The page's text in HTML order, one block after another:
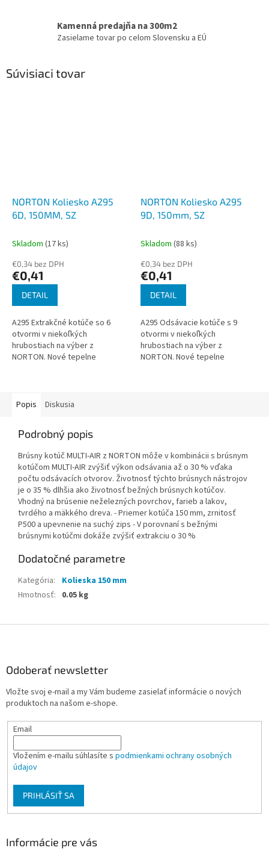
Kamenná predajňa na 300m2
Zasielame tovar po celom Slovensku a EÚ
Súvisiaci tovar
NORTON Koliesko A295
6D, 150MM, SZ
Skladom (17 ks)
€0,34 bez DPH
€0,41
DETAIL
A295 Extrakčné kotúče so 6
otvormi v niekoľkých
hrubostiach na výber z
NORTON. Nové tepelne
NORTON Koliesko A295
9D, 150mm, SZ
Skladom (88 ks)
€0,34 bez DPH
€0,41
DETAIL
A295 Odsávacie kotúče s 9
otvormi v niekoľkých
hrubostiach na výber z
NORTON. Nové tepelne
Popis
Diskusia
Podrobný popis
Brúsny kotúč MULTI-AIR z NORTON môže v kombinácii s brúsnym
kotúčom MULTI-AIR zvýšiť výkon odsávania až o 30 % vďaka
počtu odsávacích otvorov. Životnosť týchto brúsnych nástrojov
je o 35 % dlhšia ako životnosť bežných brúsnych kotúčov.
Vhodný na brúsenie neželezných povrchov, farieb a lakov,
tvrdého a mäkkého dreva. - Priemer kotúča 150 mm, zrnitosť
P500 a upevnenie na suchý zips - V porovnaní s bežnými
brúsnymi kotúčmi dokáže zvýšiť extrakciu o 30 %
Dodatočné parametre
Kategória:
Kolieska 150 mm
Hmotnosť: 0.05 kg
Odoberať newsletter
Vložte svoj e-mail a my Vám budeme zasielať informácie o nových
produktoch na našom e-shope.
Email
Vložením e-mailu súhlasíte s podmienkami ochrany osobných
údajov
PRIHLÁSIŤ SA
Informácie pre vás